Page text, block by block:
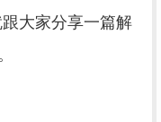
大家分享一篇解